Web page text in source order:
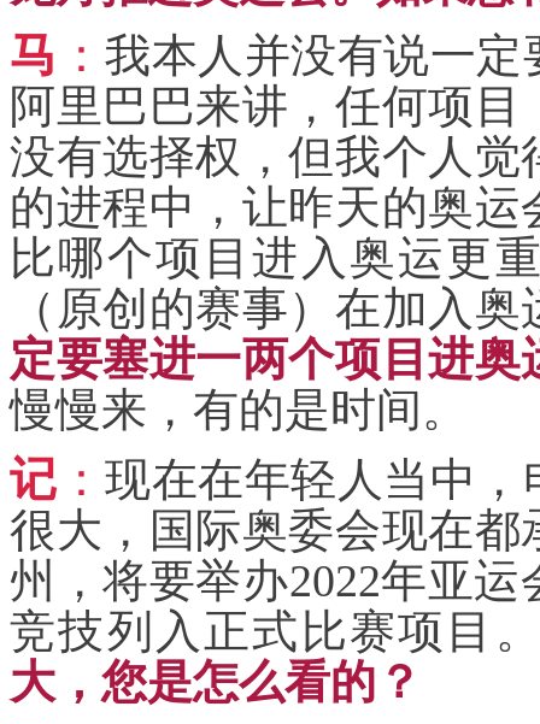
马 ： 我本人并没有说一
阿里巴巴来讲，任何项
没有选择权，但我个人
的进程中，让昨天的奥
比哪个项目进入奥运更
（原创的赛事）在加入
定要塞进一两个项目进
慢慢来，有的是时间。
记 ： 现在在年轻人当中
很大，国际奥委会现在
州，将要举办2022年亚
竞技列入正式比赛项目
大，您是怎么看的？